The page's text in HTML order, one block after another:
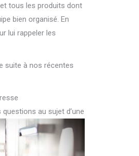
tous les produits dont
bien organisé. En
lui rappeler les
suite à nos récentes
au sujet d’une